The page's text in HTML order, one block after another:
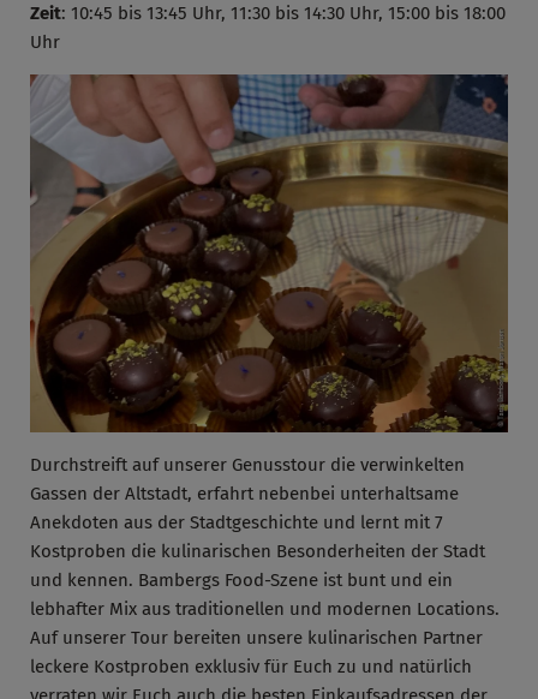
Zeit: 10:45 bis 13:45 Uhr, 11:30 bis 14:30 Uhr, 15:00 bis 18:00
Uhr
Durchstreift auf unserer Genusstour die verwinkelten
Gassen der Altstadt, erfahrt nebenbei unterhaltsame
Anekdoten aus der Stadtgeschichte und lernt mit 7
Kostproben die kulinarischen Besonderheiten der Stadt
und kennen. Bambergs Food-Szene ist bunt und ein
lebhafter Mix aus traditionellen und modernen Locations.
Auf unserer Tour bereiten unsere kulinarischen Partner
leckere Kostproben exklusiv für Euch zu und natürlich